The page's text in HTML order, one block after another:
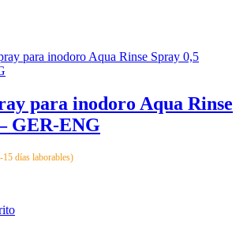
para inodoro Aqua Rinse
GER-ENG
días laborables)